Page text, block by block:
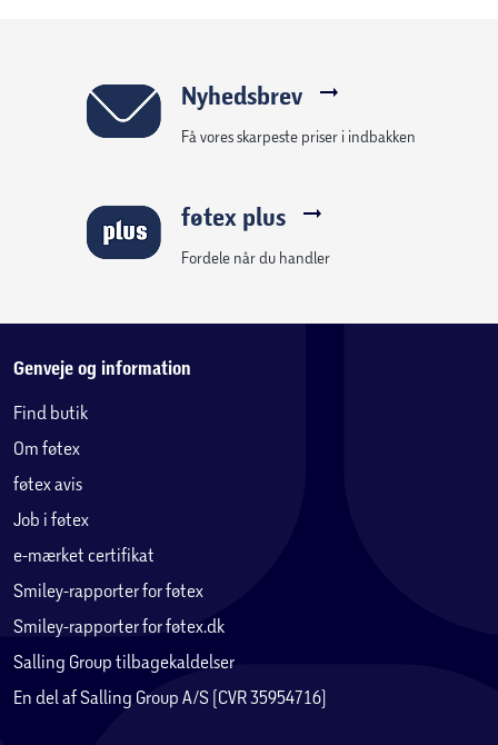
Elegant design kombinerer stil og funktion.
Optimeret til langvarig holdbarhed.
Nyhedsbrev
Få vores skarpeste priser i indbakken
føtex plus
Fordele når du handler
Genveje og information
Find butik
Om føtex
føtex avis
Job i føtex
e-mærket certifikat
Smiley-rapporter for føtex
Smiley-rapporter for føtex.dk
Salling Group tilbagekaldelser
En del af Salling Group A/S (CVR 35954716)